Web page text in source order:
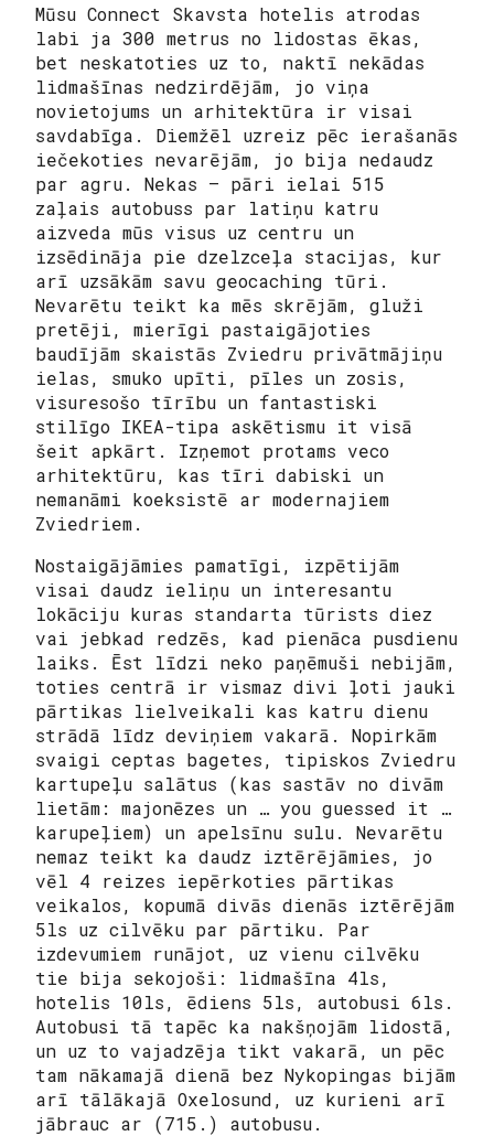
Mūsu Connect Skavsta hotelis atrodas
labi ja 300 metrus no lidostas ēkas,
bet neskatoties uz to, naktī nekādas
lidmašīnas nedzirdējām, jo viņa
novietojums un arhitektūra ir visai
savdabīga. Diemžēl uzreiz pēc ierašanās
iečekoties nevarējām, jo bija nedaudz
par agru. Nekas – pāri ielai 515
zaļais autobuss par latiņu katru
aizveda mūs visus uz centru un
izsēdināja pie dzelzceļa stacijas, kur
arī uzsākām savu geocaching tūri.
Nevarētu teikt ka mēs skrējām, gluži
pretēji, mierīgi pastaigājoties
baudījām skaistās Zviedru privātmājiņu
ielas, smuko upīti, pīles un zosis,
visuresošo tīrību un fantastiski
stilīgo IKEA-tipa askētismu it visā
šeit apkārt. Izņemot protams veco
arhitektūru, kas tīri dabiski un
nemanāmi koeksistē ar modernajiem
Zviedriem.
Nostaigājāmies pamatīgi, izpētijām
visai daudz ieliņu un interesantu
lokāciju kuras standarta tūrists diez
vai jebkad redzēs, kad pienāca pusdienu
laiks. Ēst līdzi neko paņēmuši nebijām,
toties centrā ir vismaz divi ļoti jauki
pārtikas lielveikali kas katru dienu
strādā līdz deviņiem vakarā. Nopirkām
svaigi ceptas bagetes, tipiskos Zviedru
kartupeļu salātus (kas sastāv no divām
lietām: majonēzes un … you guessed it …
karupeļiem) un apelsīnu sulu. Nevarētu
nemaz teikt ka daudz iztērējāmies, jo
vēl 4 reizes iepērkoties pārtikas
veikalos, kopumā divās dienās iztērējām
5ls uz cilvēku par pārtiku. Par
izdevumiem runājot, uz vienu cilvēku
tie bija sekojoši: lidmašīna 4ls,
hotelis 10ls, ēdiens 5ls, autobusi 6ls.
Autobusi tā tapēc ka nakšņojām lidostā,
un uz to vajadzēja tikt vakarā, un pēc
tam nākamajā dienā bez Nykopingas bijām
arī tālākajā Oxelosund, uz kurieni arī
jābrauc ar (715.) autobusu.